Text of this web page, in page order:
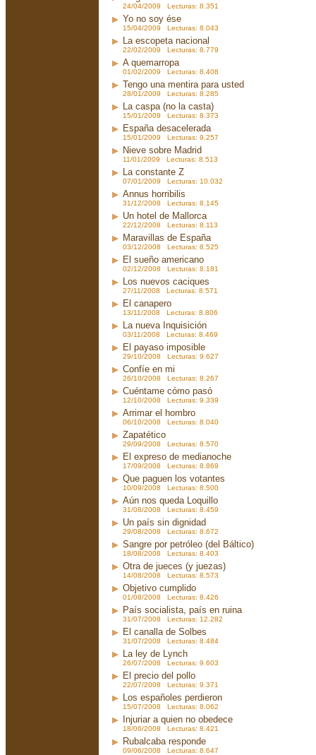
24/04/2009 Lecturas: 8.351
Yo no soy ése
15/04/2009 Lecturas: 8.043
La escopeta nacional
22/02/2009 Lecturas: 8.779
A quemarropa
01/02/2009 Lecturas: 8.408
Tengo una mentira para usted
28/01/2009 Lecturas: 8.285
La caspa (no la casta)
15/01/2009 Lecturas: 8.373
España desacelerada
15/01/2009 Lecturas: 9.257
Nieve sobre Madrid
11/01/2009 Lecturas: 8.513
La constante Z
07/01/2009 Lecturas: 10.032
Annus horribilis
31/12/2008 Lecturas: 8.145
Un hotel de Mallorca
22/12/2008 Lecturas: 8.113
Maravillas de España
03/12/2008 Lecturas: 8.525
El sueño americano
02/12/2008 Lecturas: 8.181
Los nuevos caciques
27/11/2008 Lecturas: 8.571
El canapero
13/11/2008 Lecturas: 8.806
La nueva Inquisición
03/11/2008 Lecturas: 8.469
El payaso imposible
29/10/2008 Lecturas: 9.627
Confíe en mi
26/10/2008 Lecturas: 8.267
Cuéntame cómo pasó
12/10/2008 Lecturas: 9.339
Arrimar el hombro
06/10/2008 Lecturas: 8.040
Zapatético
29/09/2008 Lecturas: 8.570
El expreso de medianoche
17/09/2008 Lecturas: 8.869
Que paguen los votantes
10/09/2008 Lecturas: 8.500
Aún nos queda Loquillo
31/08/2008 Lecturas: 8.459
Un país sin dignidad
29/08/2008 Lecturas: 8.672
Sangre por petróleo (del Báltico)
18/08/2008 Lecturas: 8.403
Otra de jueces (y juezas)
14/08/2008 Lecturas: 8.573
Objetivo cumplido
01/08/2008 Lecturas: 8.426
País socialista, país en ruina
31/07/2008 Lecturas: 12.282
El canalla de Solbes
31/07/2008 Lecturas: 8.484
La ley de Lynch
26/07/2008 Lecturas: 9.603
El precio del pollo
22/07/2008 Lecturas: 9.371
Los españoles perdieron
15/07/2008 Lecturas: 8.062
Injuriar a quien no obedece
18/06/2008 Lecturas: 8.421
Rubalcaba responde
09/06/2008 Lecturas: 8.647